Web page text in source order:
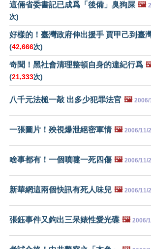
這倆省委書記已成爲「後備」臭狗屎 🖼️
次)
好樣的！臺灣政府伸出援手 賈甲己到臺
(42,666次)
奇聞！黑社會清理整頓自身的違紀行爲
(21,333次)
八千元法槌一敲 出多少犯罪法官 🖼️ 2006/
一張圖片！殃視爆泄絕密軍情 🖼️ 2006/11/
啥事都有！一個噴嚏一死四傷 🖼️ 2006/11/
新華網這兩個快訊有死人味兒 🖼️ 2006/11/
張鈺事件又鉤出三呆婊性愛光碟 🖼️ 2006/